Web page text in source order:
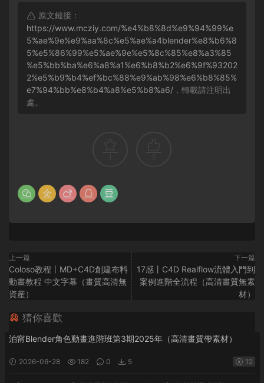
原文鏈接：
https://www.mcziy.com/%e4%b8%8d%e9%94%99%e
5%ae%9e%e9%aa%8c%e5%ae%a4blender%e8%b6%8
5%e5%86%99%e5%ae%9e%e5%8c%85%e8%a3%85
%e5%bb%ba%e6%a8%a1%e6%b8%b2%e6%9f%93202
2%e5%b9%b4%ef%bc%88%e9%ab%98%e6%b8%85%
e7%94%bb%e8%b4%a8%e5%b8%a6/ ，轉載請注明出
處。
上一篇
Coloso教程丨MD+C4D創建布料
動畫教程 中文字幕（畫質高清無
資産）
下一篇
17感丨C4D Realflow流體入門到
案例進階全流程（高清畫質無素
材）
猜你喜歡
泊甯Blender角色動畫進階班第3期2025年（高清畫質帶素材）
2026-06-28 182 0 5 12